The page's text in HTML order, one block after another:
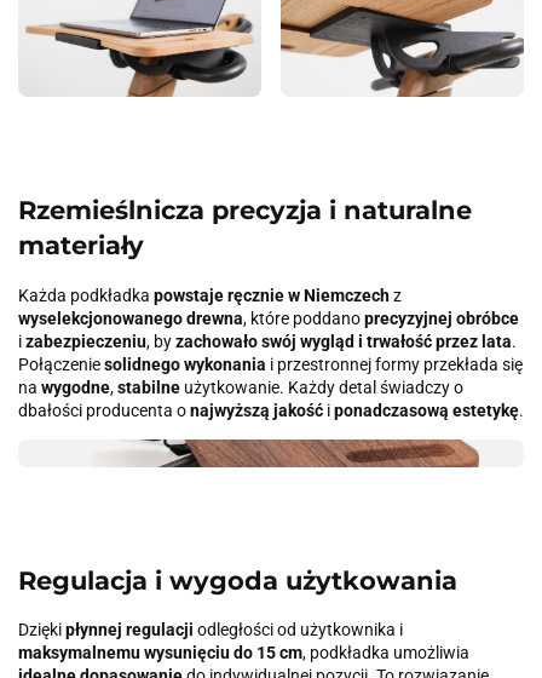
Rzemieślnicza precyzja i naturalne
materiały
Każda podkładka powstaje ręcznie w Niemczechz
wyselekcjonowanego drewna, które poddanoprecyzyjnej obróbce
izabezpieczeniu, byzachowało swój wygląd i trwałość przez lata.
Połączeniesolidnego wykonania i przestronnej formy przekłada się
na wygodne,stabilne użytkowanie. Każdy detal świadczy o
dbałości producenta onajwyższą jakość iponadczasową estetykę.
Regulacja i wygoda użytkowania
Dziękipłynnej regulacji odległości od użytkownika i
maksymalnemu wysunięciu do 15 cm, podkładka umożliwia